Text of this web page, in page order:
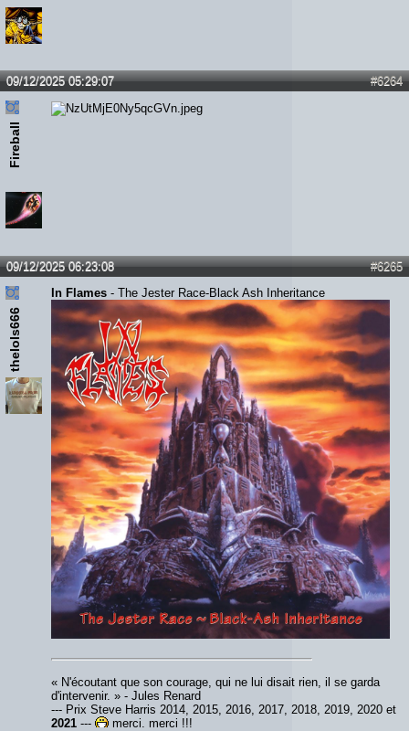
#6264
09/12/2025 05:29:07
Fireball
#6265
09/12/2025 06:23:08
thelols666
In Flames - The Jester Race-Black Ash Inheritance
« N'écoutant que son courage, qui ne lui disait rien, il se garda
d'intervenir. » - Jules Renard
--- Prix Steve Harris 2014, 2015, 2016, 2017, 2018, 2019, 2020 et
2021 ---
merci, merci !!!